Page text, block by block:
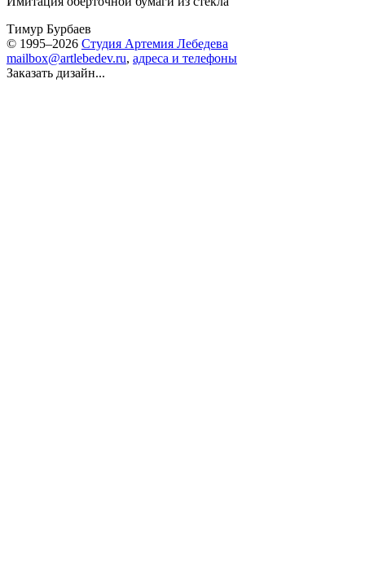
Тимур Бурбаев
© 1995–2026 Студия Артемия Лебедева
mailbox@artlebedev.ru, адреса и телефоны
Заказать дизайн...